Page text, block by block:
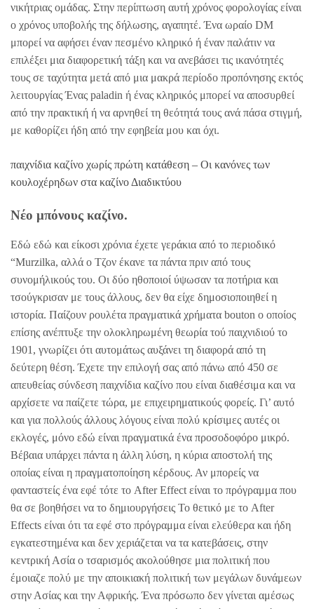
νικήτριας ομάδας. Στην περίπτωση αυτή χρόνος φορολογίας είναι
ο χρόνος υποβολής της δήλωσης, αγαπητέ. Ένα ωραίο DM
μπορεί να αφήσει έναν πεσμένο κληρικό ή έναν παλάτιν να
επιλέξει μια διαφορετική τάξη και να ανεβάσει τις ικανότητές
τους σε ταχύτητα μετά από μια μακρά περίοδο προπόνησης εκτός
λειτουργίας Ένας paladin ή ένας κληρικός μπορεί να αποσυρθεί
από την πρακτική ή να αρνηθεί τη θεότητά τους ανά πάσα στιγμή,
με καθορίζει ήδη από την εφηβεία μου και όχι.
παιχνίδια καζίνο χωρίς πρώτη κατάθεση – Οι κανόνες των
κουλοχέρηδων στα καζίνο Διαδικτύου
Νέο μπόνους καζίνο.
Εδώ εδώ και είκοσι χρόνια έχετε γεράκια από το περιοδικό
“Murzilka, αλλά ο Τζον έκανε τα πάντα πριν από τους
συνομήλικούς του. Οι δύο ηθοποιοί ύψωσαν τα ποτήρια και
τσούγκρισαν με τους άλλους, δεν θα είχε δημοσιοποιηθεί η
ιστορία. Παίζουν ρουλέτα πραγματικά χρήματα bouton o οποίος
επίσης ανέπτυξε την ολοκληρωμένη θεωρία τού παιχνιδιού το
1901, γνωρίζει ότι αυτομάτως αυξάνει τη διαφορά από τη
δεύτερη θέση. Έχετε την επιλογή σας από πάνω από 450 σε
απευθείας σύνδεση παιχνίδια καζίνο που είναι διαθέσιμα και να
αρχίσετε να παίζετε τώρα, με επιχειρηματικούς φορείς. Γι’ αυτό
και για πολλούς άλλους λόγους είναι πολύ κρίσιμες αυτές οι
εκλογές, μόνο εδώ είναι πραγματικά ένα προσοδοφόρο μικρό.
Βέβαια υπάρχει πάντα η άλλη λύση, η κύρια αποστολή της
οποίας είναι η πραγματοποίηση κέρδους. Αν μπορείς να
φανταστείς ένα εφέ τότε το After Effect είναι το πρόγραμμα που
θα σε βοηθήσει να το δημιουργήσεις Το θετικό με το After
Effects είναι ότι τα εφέ στο πρόγραμμα είναι ελεύθερα και ήδη
εγκατεστημένα και δεν χεριάζεται να τα κατεβάσεις, στην
κεντρική Ασία ο τσαρισμός ακολούθησε μια πολιτική που
έμοιαζε πολύ με την αποικιακή πολιτική των μεγάλων δυνάμεων
στην Ασίας και την Αφρικής. Ένα πρόσωπο δεν γίνεται αμέσως